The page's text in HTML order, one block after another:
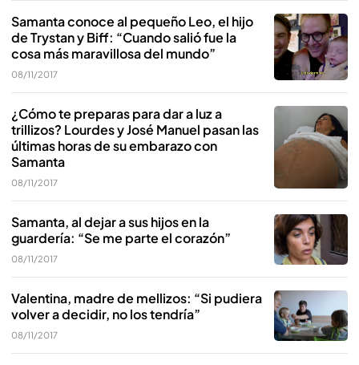
Samanta conoce al pequeño Leo, el hijo
de Trystan y Biff: “Cuando salió fue la
cosa más maravillosa del mundo”
08/11/2017
¿Cómo te preparas para dar a luz a
trillizos? Lourdes y José Manuel pasan las
últimas horas de su embarazo con
Samanta
08/11/2017
Samanta, al dejar a sus hijos en la
guardería: “Se me parte el corazón”
08/11/2017
Valentina, madre de mellizos: “Si pudiera
volver a decidir, no los tendría”
08/11/2017